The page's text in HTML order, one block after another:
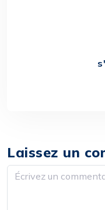
Laissez un